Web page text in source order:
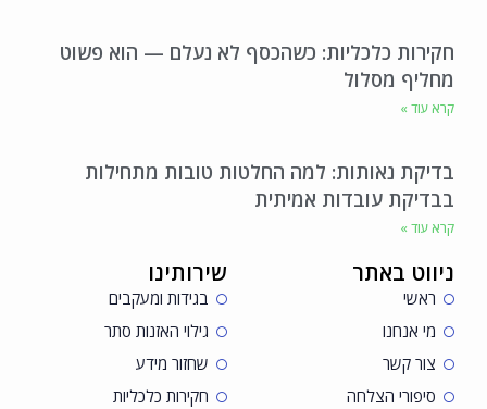
חקירות כלכליות: כשהכסף לא נעלם — הוא פשוט
מחליף מסלול
קרא עוד »
בדיקת נאותות: למה החלטות טובות מתחילות
בבדיקת עובדות אמיתית
קרא עוד »
ניווט באתר
ראשי
מי אנחנו
צור קשר
סיפורי הצלחה
שירותינו
בגידות ומעקבים
גילוי האזנות סתר
שחזור מידע
חקירות כלכליות